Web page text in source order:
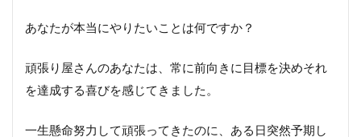
あなたが本当にやりたいことは何ですか？
頑張り屋さんのあなたは、常に前向きに目標を決めそれ
を達成する喜びを感じてきました。
一生懸命努力して頑張ってきたのに、ある日突然予期し